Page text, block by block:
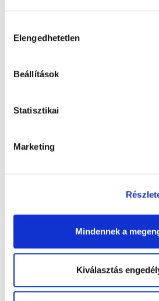
kiválasztása
Elengedhetetlen
Beállítások
Statisztikai
Marketing
Mindennek a
Kiválasztás
Válaszoljon három kérdésünkre,
ajándékunkat!